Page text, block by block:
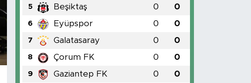
5 Beşiktaş 0 0
6 Eyüpspor 0 0
7 Galatasaray 0 0
8 Çorum FK 0 0
9 Gaziantep FK 0 0